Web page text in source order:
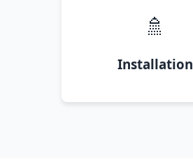
🚿
Installation